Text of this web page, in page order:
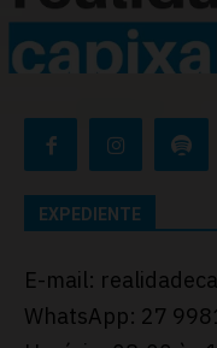
EXPEDIENTE
E-mail:
WhatsApp: 27